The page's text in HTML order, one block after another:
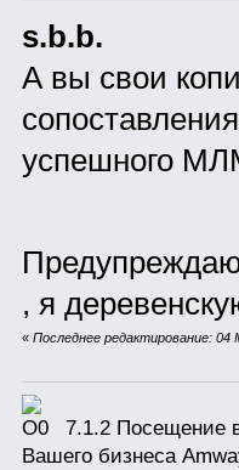
s.b.b.
А вы свои
успешного
, я
« Последнее редактирование:
7.1.2 Посещение
Вашего бизнеса